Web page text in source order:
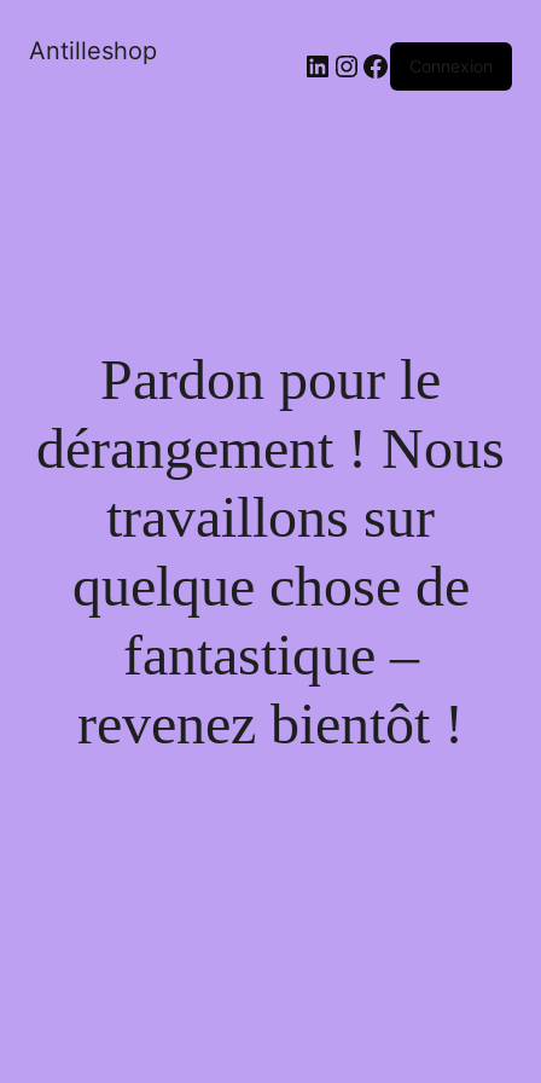
Antilleshop LinkedIn
Instagram
Facebook
Connexion
Pardon pour le
dérangement ! Nous
travaillons sur
quelque chose de
fantastique –
revenez bientôt !